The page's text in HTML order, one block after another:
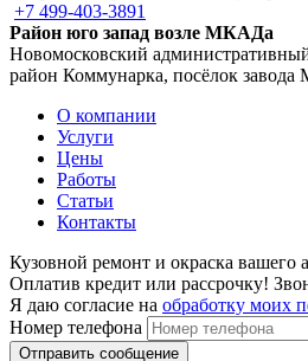
+7 499-403-3891
Район юго запад возле МКАДа
Новомосковский
район Коммунарка, посёлок завода
О компании
Услуги
Цены
Работы
Статьи
Контакты
Кузовной ремонт и окраска вашего
Оплатив кредит или рассрочку!
Я даю согласие на обработку моих
Номер телефона